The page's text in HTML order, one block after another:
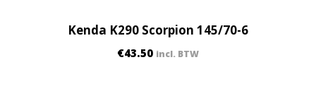
Kenda K290 Scorpion 145/70-6
€43.50 incl. BTW